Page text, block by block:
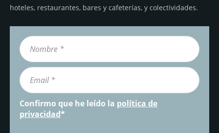
hoteles, restaurantes, bares y cafeterías, y colectividades.
Confirmo que he leído la política de
privacidad*